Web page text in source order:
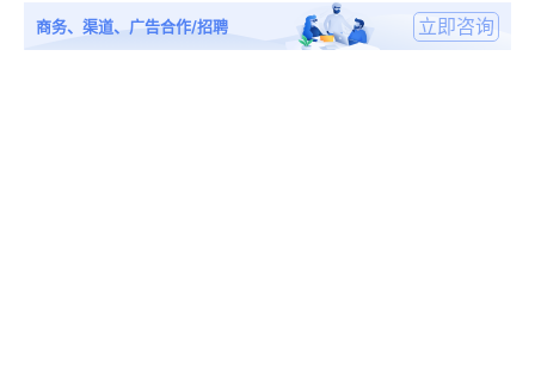
商务、渠道、广告合作/招聘 立即咨询